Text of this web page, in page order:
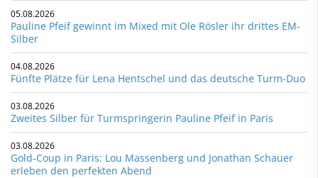
05.08.2026
Pauline Pfeif gewinnt im Mixed mit Ole Rösler ihr drittes EM-
Silber
04.08.2026
Fünfte Plätze für Lena Hentschel und das deutsche Turm-Duo
03.08.2026
Zweites Silber für Turmspringerin Pauline Pfeif in Paris
03.08.2026
Gold-Coup in Paris: Lou Massenberg und Jonathan Schauer
erleben den perfekten Abend